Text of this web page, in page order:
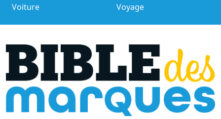
Voiture
Voyage